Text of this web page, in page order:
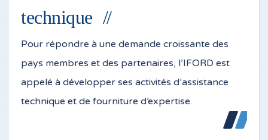
technique
Pour répondre à une demande croissante des
pays membres et des partenaires, l’IFORD est
appelé à développer ses activités d’assistance
technique et de fourniture d’expertise.